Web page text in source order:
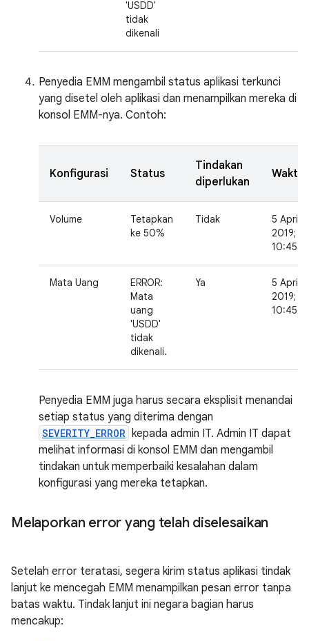
'USDD'
tidak
dikenali
Penyedia EMM mengambil status aplikasi terkunci
yang disetel oleh aplikasi dan menampilkan mereka di
konsol EMM-nya. Contoh:
Konfigurasi Status
Tindakan
diperlukan
Waktu
Volume
Tetapkan
ke 50%
Tidak
5 April
2019;
Mata Uang
ERROR:
Mata
uang
'USDD'
tidak
dikenali.
Ya
5 April
2019;
Penyedia EMM juga harus secara eksplisit menandai
setiap status yang diterima dengan
SEVERITY_ERROR kepada admin IT. Admin IT dapat
melihat informasi di konsol EMM dan mengambil
tindakan untuk memperbaiki kesalahan dalam
konfigurasi yang mereka tetapkan.
Melaporkan error yang telah diselesaikan
Setelah error teratasi, segera kirim status aplikasi tindak
lanjut ke mencegah EMM menampilkan pesan error tanpa
batas waktu. Tindak lanjut ini negara bagian harus
mencakup: